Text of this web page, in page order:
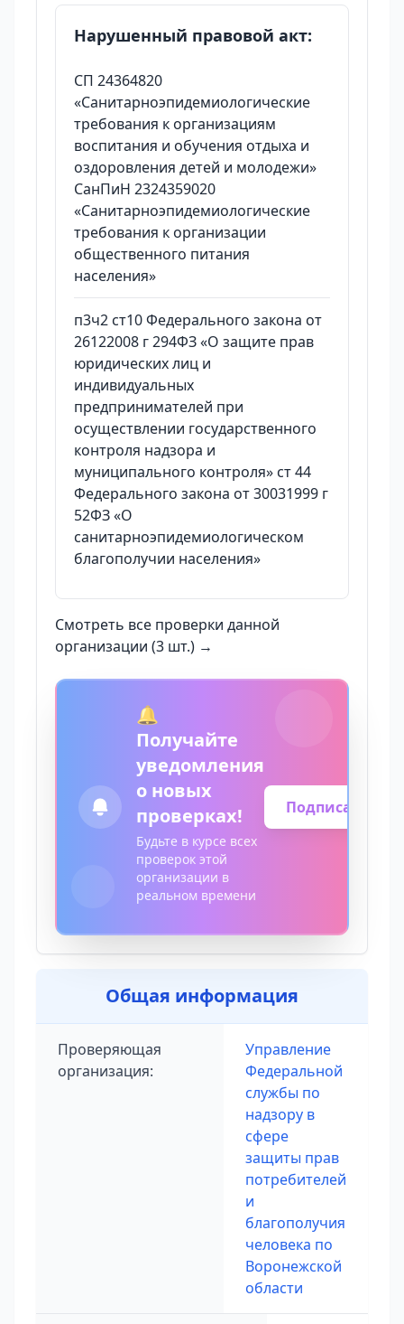
Нарушенный правовой акт:
СП 24364820
«Санитарноэпидемиологические
требования к организациям
воспитания и обучения отдыха и
оздоровления детей и молодежи»
СанПиН 2324359020
«Санитарноэпидемиологические
требования к организации
общественного питания
населения»
п3ч2 ст10 Федерального закона от
26122008 г 294ФЗ «О защите прав
юридических лиц и
индивидуальных
предпринимателей при
осуществлении государственного
контроля надзора и
муниципального контроля» ст 44
Федерального закона от 30031999 г
52ФЗ «О
санитарноэпидемиологическом
благополучии населения»
Смотреть все проверки данной
организации (3 шт.) →
🔔
Получайте
уведомления
о новых
проверках!
Будьте в курсе всех
проверок этой
организации в
реальном времени
Подписаться
Общая информация
Проверяющая
организация:
Управление
Федеральной
службы по
надзору в
сфере
защиты прав
потребителей
и
благополучия
человека по
Воронежской
области